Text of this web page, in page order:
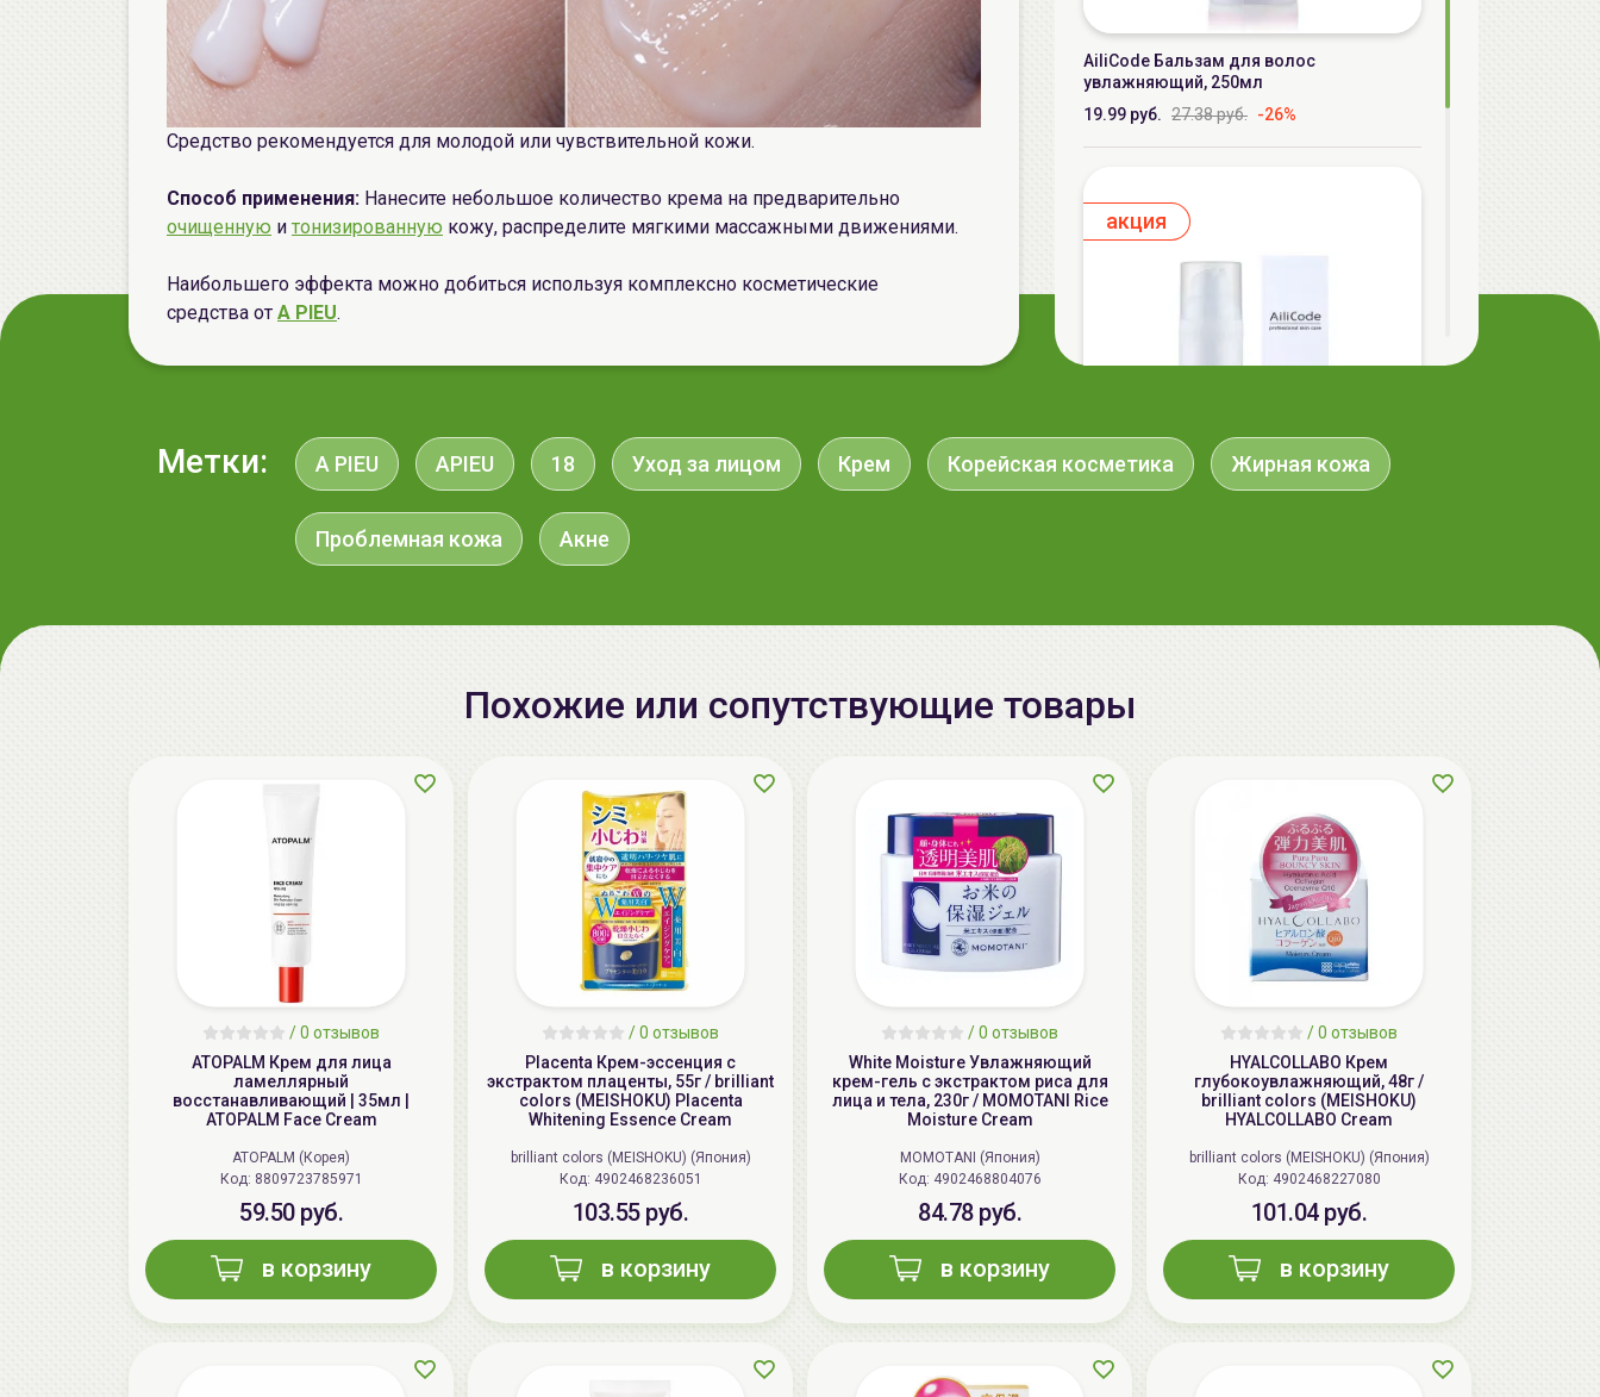
Средство рекомендуется для молодой или чувствительной кожи.
Способ применения: Нанесите небольшое количество крема на предварительно
очищенную и тонизированную кожу, распределите мягкими массажными движениями.
Наибольшего эффекта можно добиться используя комплексно косметические
средства от A PIEU.
AiliCode Бальзам для волос
увлажняющий, 250мл
19.99 руб. 27.38 руб. -26%
aкция
Метки: A PIEU APIEU 18 Уход за лицом Крем Корейская косметика Жирная кожа
Проблемная кожа Акне
Похожие или сопутствующие товары
/0 отзывов
ATOPALM Крем для лица
ламеллярный
восстанавливающий | 35мл |
ATOPALM Face Cream
ATOPALM (Корея)
Код: 8809723785971
59.50 руб.
в корзину
/0 отзывов
Placenta Крем-эссенция с
экстрактом плаценты, 55г / brilliant
colors (MEISHOKU) Placenta
Whitening Essence Cream
brilliant colors (MEISHOKU) (Япония)
Код: 4902468236051
103.55 руб.
в корзину
/0 отзывов
White Moisture Увлажняющий
крем-гель с экстрактом риса для
лица и тела, 230г / MOMOTANI Rice
Moisture Cream
MOMOTANI (Япония)
Код: 4902468804076
84.78 руб.
в корзину
/0 отзывов
HYALCOLLABO Крем
глубокоувлажняющий, 48г /
brilliant colors (MEISHOKU)
HYALCOLLABO Cream
brilliant colors (MEISHOKU) (Япония)
Код: 4902468227080
101.04 руб.
в корзину